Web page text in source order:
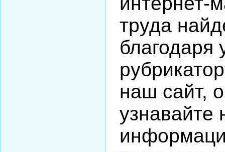
труда
благодаря
наш сайт,
узнавайте